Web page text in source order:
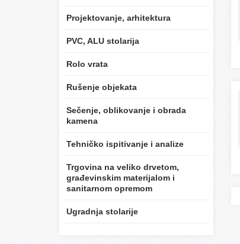
Projektovanje, arhitektura
PVC, ALU stolarija
Rolo vrata
Rušenje objekata
Sečenje, oblikovanje i obrada
kamena
Tehničko ispitivanje i analize
Trgovina na veliko drvetom,
građevinskim materijalom i
sanitarnom opremom
Ugradnja stolarije